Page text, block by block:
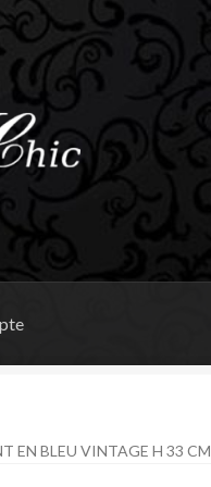
EN BLEU VINTAGE H 33